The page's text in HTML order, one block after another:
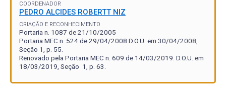
COORDENADOR
PEDRO ALCIDES ROBERTT NIZ
CRIAÇÃO E RECONHECIMENTO
Portaria n. 1087 de 21/10/2005
Portaria MEC n. 524 de 29/04/2008 D.O.U. em 30/04/2008,
Seção 1, p. 55.
Renovado pela Portaria MEC n. 609 de 14/03/2019. D.O.U. em
18/03/2019, Seção 1, p. 63.